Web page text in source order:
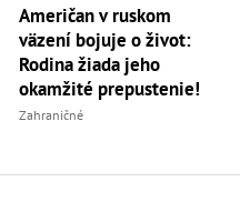
Američan v ruskom
väzení bojuje o život:
Rodina žiada jeho
okamžité prepustenie!
Zahraničné